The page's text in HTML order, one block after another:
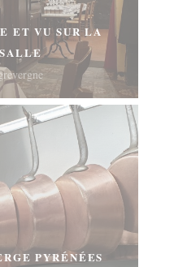
ET VU SUR LA
PYRÉNÉES